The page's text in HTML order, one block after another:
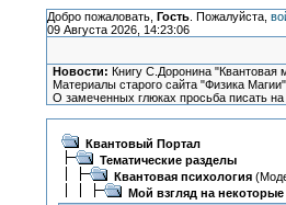
Добро пожаловать, Гость. Пожалуйста,
09 Августа 2026, 14:23:06
Новости: Книгу С.Доронина "Квантовая
Материалы старого сайта "Физика
О замеченных глюках просьба писать
Квантовый Портал
Тематические разделы
Квантовая психология
Мой взгляд на